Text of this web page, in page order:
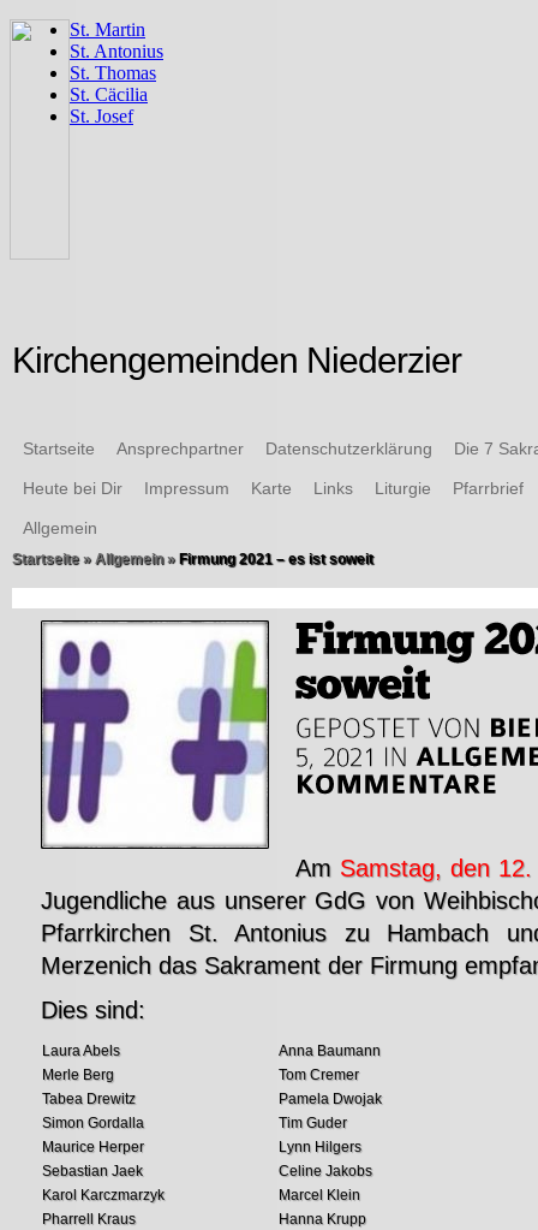
Kirchengemeinden Niederzier
Startseite Ansprechpartner Datenschutzerklärung Die 7
Heute bei Dir Impressum Karte Links Liturgie Pfarrbrief
Allgemein
Startseite » Allgemein »Firmung 2021 – es ist soweit
Am Samstag, den
Jugendliche aus unserer GdG von
Pfarrkirchen St. Antonius zu Hambach
Merzenich das Sakrament der Firmung
Dies sind:
Laura Abels
Anna Baumann
Merle Berg
Tom Cremer
Tabea Drewitz
Pamela Dwojak
Simon Gordalla
Tim Guder
Maurice Herper
Lynn Hilgers
Sebastian Jaek
Celine Jakobs
Karol Karczmarzyk
Marcel Klein
Pharrell Kraus
Hanna Krupp